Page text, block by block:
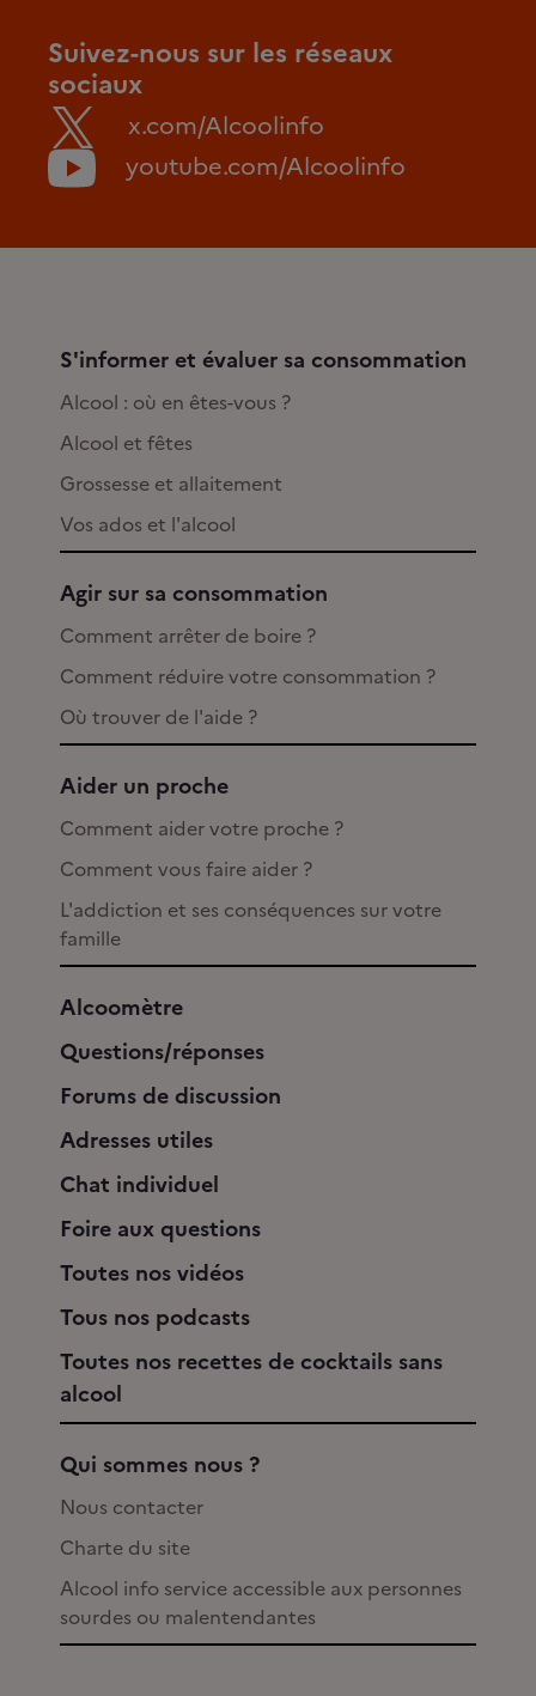
Suivez-nous sur les réseaux
sociaux
x.com/Alcoolinfo
youtube.com/Alcoolinfo
S'informer et évaluer sa consommation
Alcool : où en êtes-vous ?
Alcool et fêtes
Grossesse et allaitement
Vos ados et l'alcool
Agir sur sa consommation
Comment arrêter de boire ?
Comment réduire votre consommation ?
Où trouver de l'aide ?
Aider un proche
Comment aider votre proche ?
Comment vous faire aider ?
L'addiction et ses conséquences sur votre
famille
Alcoomètre
Questions/réponses
Forums de discussion
Adresses utiles
Chat individuel
Foire aux questions
Toutes nos vidéos
Tous nos podcasts
Toutes nos recettes de cocktails sans
alcool
Qui sommes nous ?
Nous contacter
Charte du site
Alcool info service accessible aux personnes
sourdes ou malentendantes